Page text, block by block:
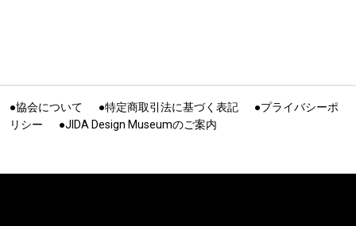
●協会について ●特定商取引法に基づく表記
●プライバシーポ
リシー
●JIDA Design Museumのご案内